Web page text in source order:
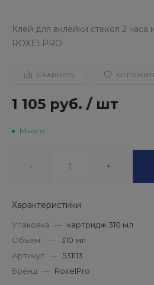
Клей для вклейки стекол 2 часа
ROXELPRO
СРАВНИТЬ
1 105 руб. / шт
Много
- +
Характеристики
Упаковка — картридж 310 мл
Объем : — 310 мл
Артикул — 531113
Бренд — RoxelPro